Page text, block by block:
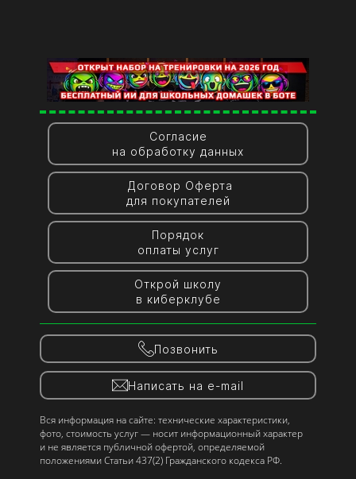
Согласие
на обработку данных
Договор Оферта
для покупателей
Порядок
оплаты услуг
Открой школу
в киберклубе
Позвонить
Написать на e-mail
Вся информация на сайте: технические характеристики,
фото, стоимость услуг — носит информационный характер
и не является публичной офертой, определяемой
положениями Статьи 437(2) Гражданского кодекса РФ.